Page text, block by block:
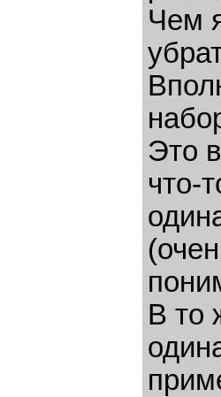
Чем
Это
что-
В то